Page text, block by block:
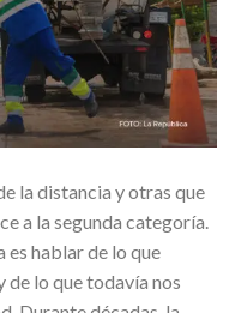
la distancia y otras que
a la segunda categoría.
es hablar de lo que
de lo que todavía nos